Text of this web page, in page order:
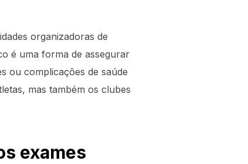
organizadoras de
é uma forma de assegurar
ou complicações de saúde
mas também os clubes
exames